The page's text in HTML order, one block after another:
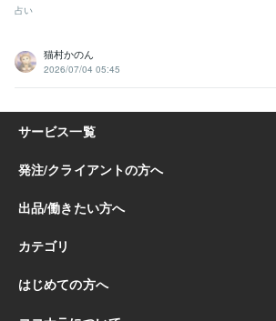
占い
猫村かのん
2026/07/04 05:45